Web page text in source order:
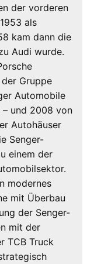
der vorderen
als
kam dann die
Audi wurde.
Gruppe
Automobile
und 2008 von
Autohäuser
Senger-
einem der
modernes
mit Überbau
der Senger-
mit der
TCB Truck